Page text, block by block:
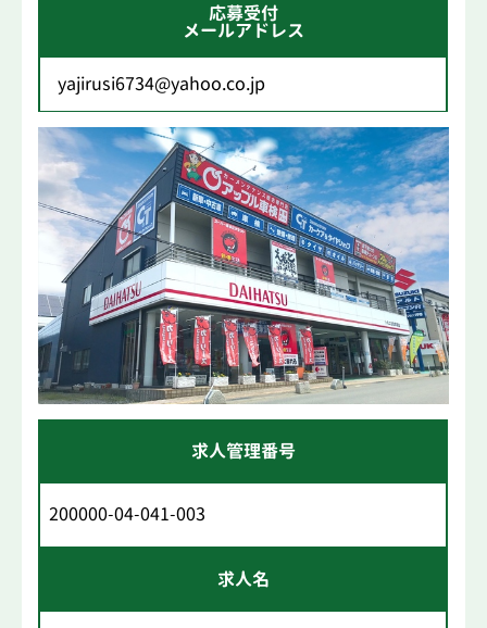
応募受付
メールアドレス
yajirusi6734@yahoo.co.jp
求人管理番号
200000-04-041-003
求人名